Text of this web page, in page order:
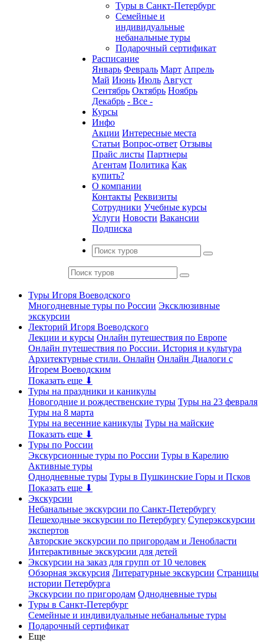
Туры в Санкт-Петербург
Семейные и
индивидуальные
небанальные туры
Подарочный сертификат
Расписание
Январь Февраль Март Апрель
Май Июнь Июль Август
Сентябрь Октябрь Ноябрь
Декабрь - Все -
Курсы
Инфо
Акции Интересные места
Статьи Вопрос-ответ Отзывы
Прайс листы Партнеры
Агентам Политика Как
купить?
О компании
Контакты Реквизиты
Сотрудники Учебные курсы
Услуги Новости Вакансии
Подписка
Туры Игоря Воеводского
Многодневные туры по России Эксклюзивные
экскурсии
Лекторий Игоря Воеводского
Лекции и курсы Онлайн путешествия по Европе
Онлайн путешествия по России. История и культура
Архитектурные стили. Онлайн Онлайн Диалоги с
Игорем Воеводским
Показать еще ⬇
Туры на праздники и каникулы
Новогодние и рождественские туры Туры на 23 февраля
Туры на 8 марта
Туры на весенние каникулы Туры на майские
Показать еще ⬇
Туры по России
Экскурсионные туры по России Туры в Карелию
Активные туры
Однодневные туры Туры в Пушкинские Горы и Псков
Показать еще ⬇
Экскурсии
Небанальные экскурсии по Санкт-Петербургу
Пешеходные экскурсии по Петербургу Суперэкскурсии
экспертов
Авторские экскурсии по пригородам и Ленобласти
Интерактивные экскурсии для детей
Экскурсии на заказ для групп от 10 человек
Обзорная экскурсия Литературные экскурсии Страницы
истории Петербурга
Экскурсии по пригородам Однодневные туры
Туры в Санкт-Петербург
Семейные и индивидуальные небанальные туры
Подарочный сертификат
Еще